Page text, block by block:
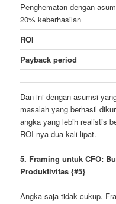
Penghematan dengan
20% keberhasilan
ROI
Payback period
Dan ini dengan asumsi
masalah yang berhasil
angka yang lebih realistis
ROI-nya dua kali lipat.
5. Framing untuk CFO:
Produktivitas {#5}
Angka saja tidak cukup.